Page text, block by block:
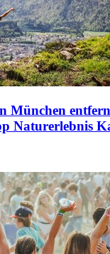
München
Naturerlebnis